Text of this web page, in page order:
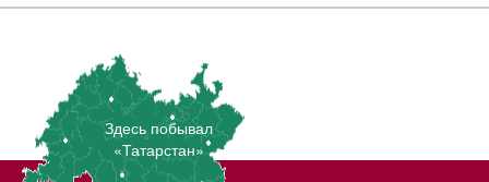
Здесь побывал
«Татарстан»